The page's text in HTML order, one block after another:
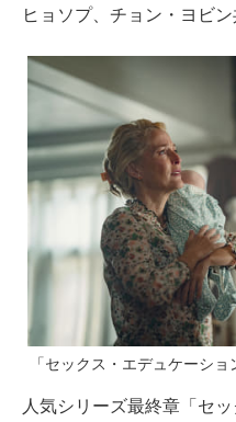
ヒョソプ、チョン・ヨビン
「セックス・エデュケーシ
人気シリーズ最終章「セ